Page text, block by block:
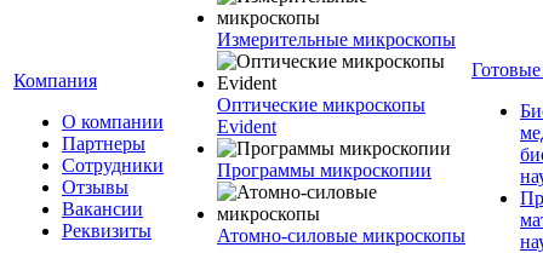
Компания
О компании
Партнеры
Сотрудники
Отзывы
Вакансии
Реквизиты
Измерительные микроскопы
Оптические микроскопы
Evident
Программы микроскопии
Атомно-силовые микроскопы